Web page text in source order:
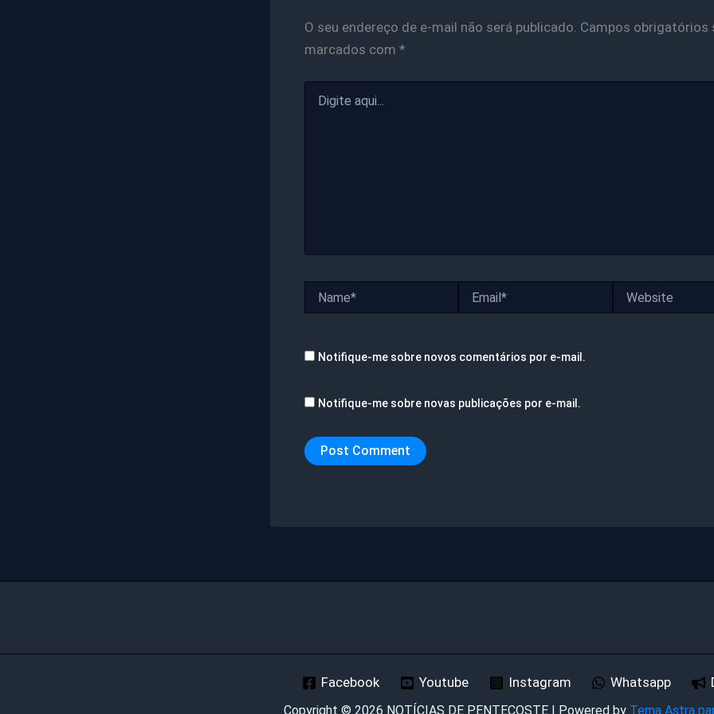
O seu endereço de e-mail não será publicado. Campos obrigatórios
marcados com *
aqui...
Notifique-me sobre novos comentários por e-mail.
Notifique-me sobre novas publicações por e-mail.
Facebook Youtube Instagram Whatsapp
Copyright © 2026 NOTÍCIAS DE PENTECOSTE | Powered by Tema Astra